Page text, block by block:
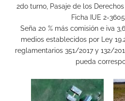
2do turno, Pasaje de los
Ficha IUE 2-
Seña 20 % más comisión e iva
medios establecidos por Ley
reglamentarios 351/2017 y 132/
pueda